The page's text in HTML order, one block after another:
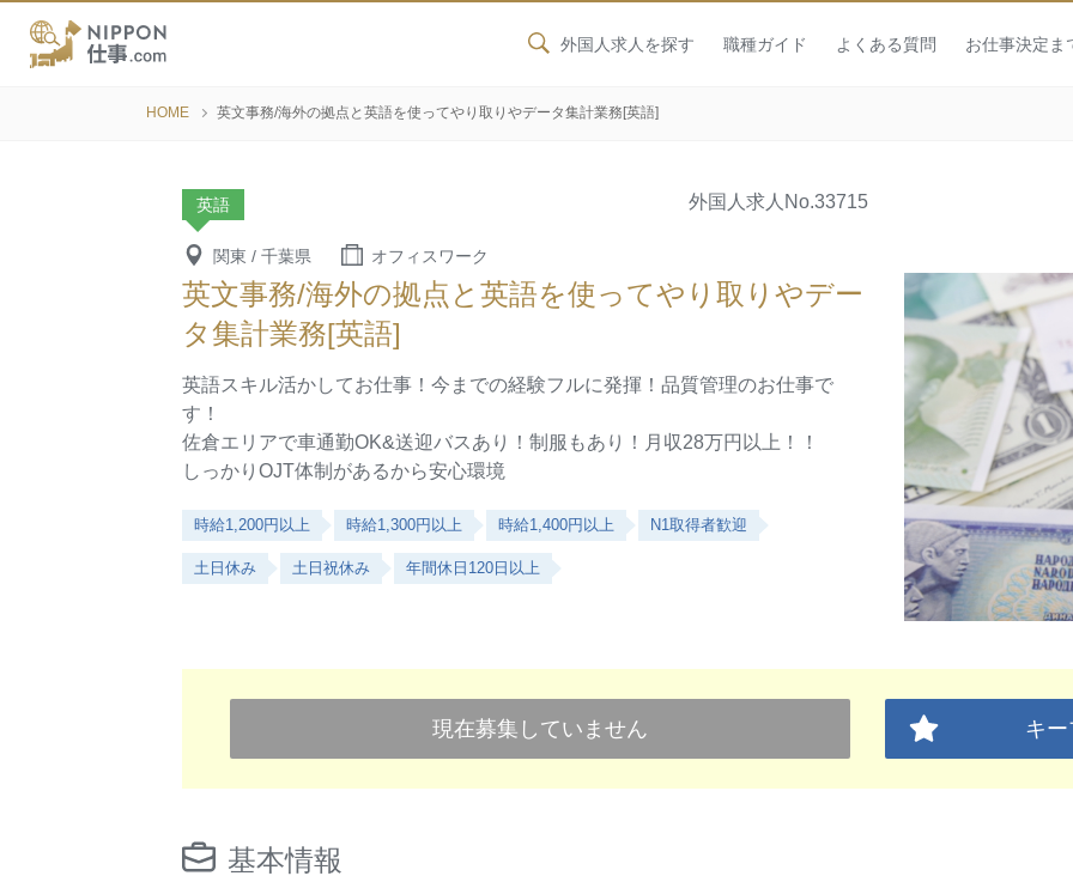
外国人求人を探す 職種ガイド よくある質問 お仕事決定ま
HOME 英文事務/海外の拠点と英語を使ってやり取りやデータ集計業務[英語]
英語 外国人求人 No.33715
関東 / 千葉県 オフィスワーク
英文事務/海外の拠点と英語を使ってやり取りやデー
タ集計業務[英語]
英語スキル活かしてお仕事！今までの経験フルに発揮！品質管理のお仕事で
す！
佐倉エリアで車通勤OK&送迎バスあり！制服もあり！月収28万円以上！！
しっかりOJT体制があるから安心環境
時給1,200円以上 時給1,300円以上 時給1,400円以上 N1取得者歓迎
土日休み 土日祝休み 年間休日120日以上
現在募集していません キー
基本情報